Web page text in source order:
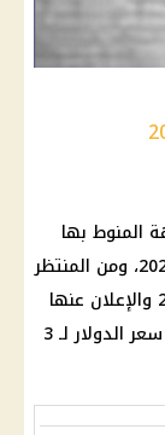
المنوط بها
2024، ومن المنتظر
2024 والإعلان عنها
سعر الدولار
لـ 3